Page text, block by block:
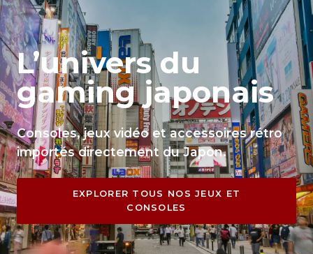
L’univers du
gaming japonais
Consoles, jeux vidéo et accessoires rétro
importés directement du Japon.
EXPLORER TOUS NOS JEUX ET
CONSOLES